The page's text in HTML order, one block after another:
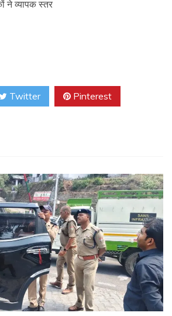
ने व्यापक स्तर
Twitter Pinterest